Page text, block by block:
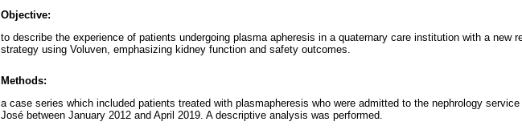
Objective:
to describe the experience of patients undergoing plasma apheresis in a quaternary care institution with a new
strategy using Voluven, emphasizing kidney function and safety outcomes.
Methods:
a case series which included patients treated with plasmapheresis who were admitted to the nephrology
José between January 2012 and April 2019. A descriptive analysis was performed.